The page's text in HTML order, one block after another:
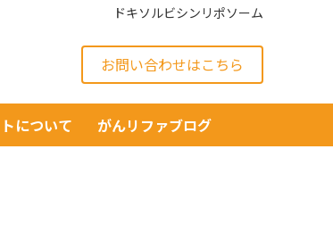
ドキソルビシンリポソーム
お問い合わせはこちら
について がんリファブログ